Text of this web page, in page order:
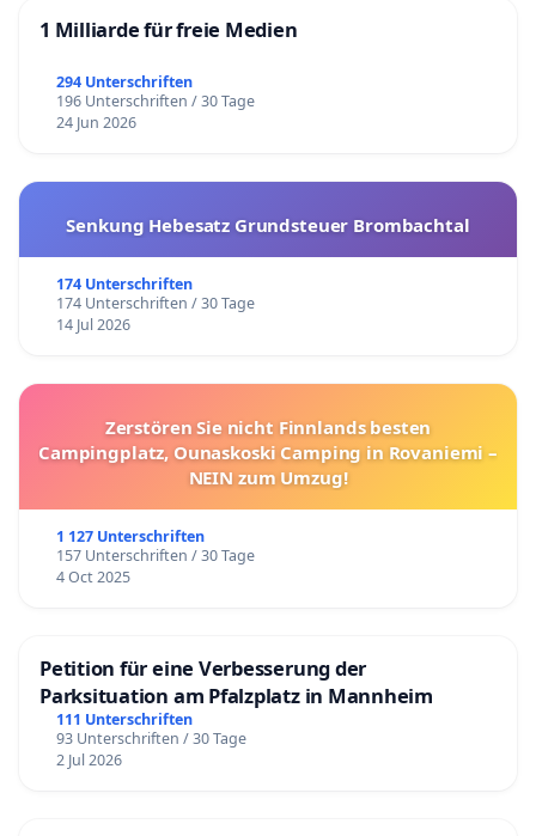
1 Milliarde für freie Medien
294 Unterschriften
196 Unterschriften / 30 Tage
24 Jun 2026
Senkung Hebesatz Grundsteuer Brombachtal
174 Unterschriften
174 Unterschriften / 30 Tage
14 Jul 2026
Zerstören Sie nicht Finnlands besten
Campingplatz, Ounaskoski Camping in Rovaniemi –
NEIN zum Umzug!
1 127 Unterschriften
157 Unterschriften / 30 Tage
4 Oct 2025
Petition für eine Verbesserung der
Parksituation am Pfalzplatz in Mannheim
111 Unterschriften
93 Unterschriften / 30 Tage
2 Jul 2026